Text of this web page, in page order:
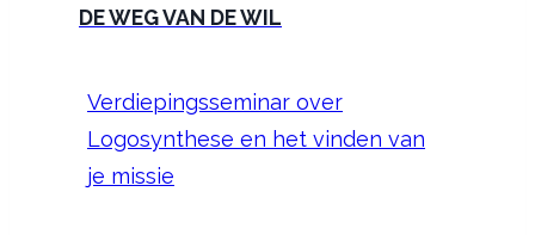
DEWEG VAN DE WIL
Verdiepingsseminar over
Logosynthese en het vinden van
je missie